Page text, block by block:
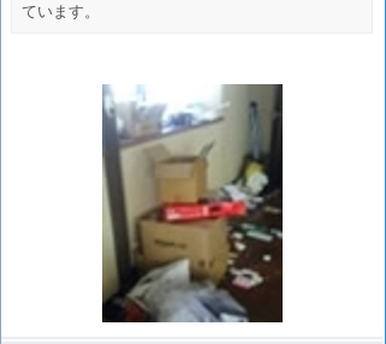
ています。